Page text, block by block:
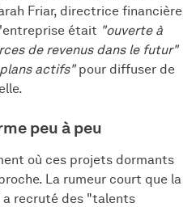
Friar, directrice financière
était "ouverte à
de revenus dans le futur"
actifs"pour diffuser de
peu à peu
où ces projets dormants
La rumeur court que la
a recruté des "talents